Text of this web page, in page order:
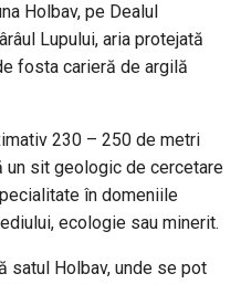
Holbav, pe Dealul
Lupului, aria protejată
fosta carieră de argilă
230 – 250 de metri
un sit geologic de cercetare
în domeniile
ecologie sau minerit.
satul Holbav, unde se pot